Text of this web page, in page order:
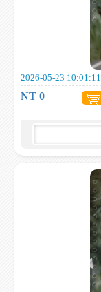
2026-05-23 10:01:11
NT 0